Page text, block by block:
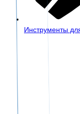
Инструменты